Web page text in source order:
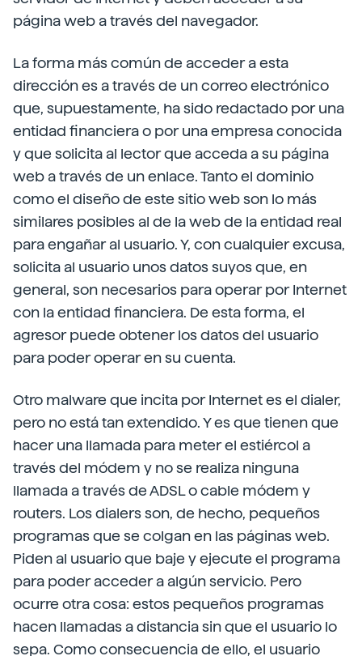
página web a través del navegador.
La forma más común de acceder a esta
dirección es a través de un correo electrónico
que, supuestamente, ha sido redactado por una
entidad financiera o por una empresa conocida
y que solicita al lector que acceda a su página
web a través de un enlace. Tanto el dominio
como el diseño de este sitio web son lo más
similares posibles al de la web de la entidad real
para engañar al usuario. Y, con cualquier excusa,
solicita al usuario unos datos suyos que, en
general, son necesarios para operar por Internet
con la entidad financiera. De esta forma, el
agresor puede obtener los datos del usuario
para poder operar en su cuenta.
Otro malware que incita por Internet es el dialer,
pero no está tan extendido. Y es que tienen que
hacer una llamada para meter el estiércol a
través del módem y no se realiza ninguna
llamada a través de ADSL o cable módem y
routers. Los dialers son, de hecho, pequeños
programas que se colgan en las páginas web.
Piden al usuario que baje y ejecute el programa
para poder acceder a algún servicio. Pero
ocurre otra cosa: estos pequeños programas
hacen llamadas a distancia sin que el usuario lo
sepa. Como consecuencia de ello, el usuario